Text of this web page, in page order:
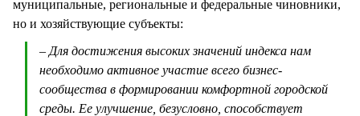
муниципальные, региональные и федеральные чиновники,
но и хозяйствующие субъекты:
– Для достижения высоких значений индекса нам
необходимо активное участие всего бизнес-
сообщества в формировании комфортной городской
среды. Ее улучшение, безусловно, способствует